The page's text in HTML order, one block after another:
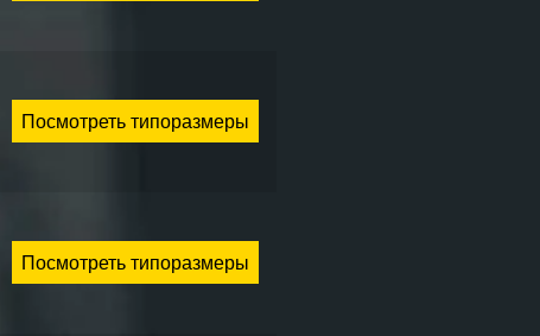
Посмотреть типоразмеры
Посмотреть типоразмеры